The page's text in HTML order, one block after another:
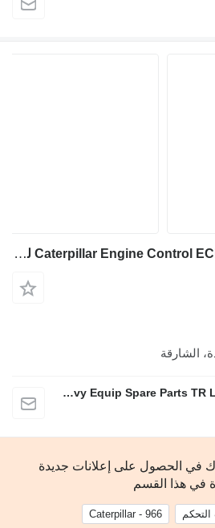
وحدة التحكم Caterpillar Engine Control ECM 4787932 لـ جرافة ذات عجلات Caterpillar 966H 950H 980H 972H. 12M 160K 140M C9 C7 740
الشارقة
Mohammad AL karmy New Heavy Equip Spare Parts TR L.L.C Sole proprietorship
في الحصول على إعلانات جديدة
في هذا القسم
Caterpillar - 966